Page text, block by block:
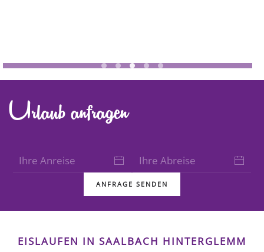
Skiurlaub Saalbach
Saalbach Ski
Winter Saalbach
Schifahren Saalbach
Freeride
Urlaub anfragen
ANFRAGE SENDEN
EISLAUFEN IN SAALBACH HINTERGLEMM